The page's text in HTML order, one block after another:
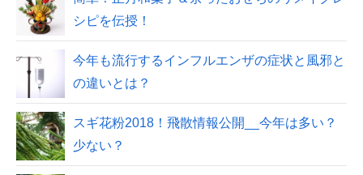
シピを伝授！
今年も流行するインフルエンザの症状と風邪と
の違いとは？
スギ花粉2018！飛散情報公開__今年は多い？
少ない？